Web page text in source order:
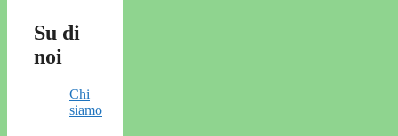
Su di
noi
Chi
siamo